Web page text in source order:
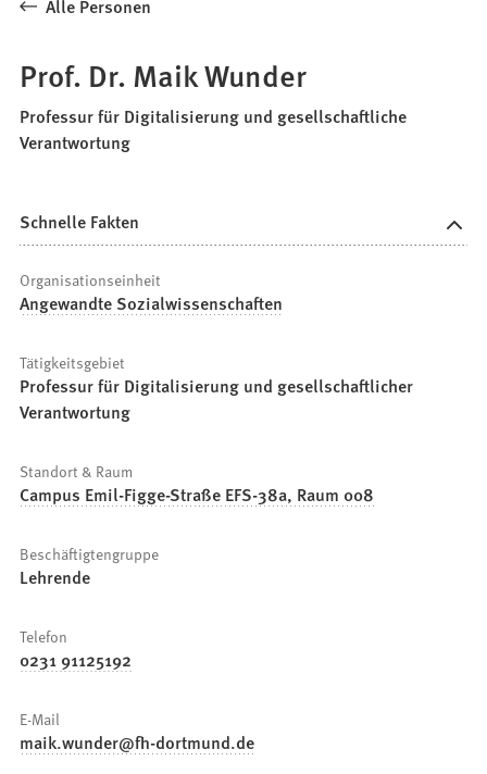
Alle Personen
Prof. Dr. Maik Wunder
Professur für Digitalisierung und gesellschaftliche
Verantwortung
Schnelle Fakten
Organisationseinheit
Angewandte Sozialwissenschaften
Tätigkeitsgebiet
Professur für Digitalisierung und gesellschaftlicher
Verantwortung
Standort & Raum
Campus Emil-Figge-Straße EFS-38a, Raum 008
Beschäftigtengruppe
Lehrende
Telefon
0231 91125192
E-Mail
maik.wunder fh-dortmund de